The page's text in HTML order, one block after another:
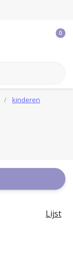
0
kinderen
Lijst